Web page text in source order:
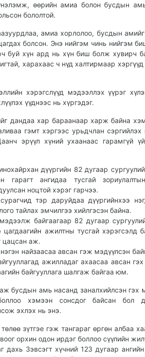
өөрийн амиа болон бусдын
бололтой.
амиа хорлолоо, бусдын амийг
болсон. Энэ нийгэм чинь нийгэм
буй хүн ард нь хүн биш болж хувирч
харахаас ч нүд халтирмаар
хэрэгслүүд мэдээллэх үүрэг
үүднээс нь хүргэдэг.
дандаа хар бараанаар харж байна
гэмт хэргээс урьдчлан сэргийлэх
эрүүл хүний ухаанаас гарамгүй
дүүргийн 82 дугаар
гарагт ангидаа тусгай
ноцтой хэрэг гарчээ.
тэр даруйдаа дүүргийнхээ
тайлах эмчилгээ хийлгэсэн байна.
байгаагаар 82 дугаар
цагдаагийн ажилтны тусгай хэрэгсэлд
цацсан аж.
найзаасаа авсан гэж мэдүүлсэн
ажилладаг ахаасаа авсан
байгууллага шалгаж байгаа юм.
бусдын амь насанд заналхийлсэн гэх
хэмээн сонсдог байсан бол
эхлэх нь энэ.
зүтгэе гэж тангараг өргөн албаа
орхин одон ирдэг боллоо сүүлийн
дахь Зэвсэгт хүчний 123 дугаар